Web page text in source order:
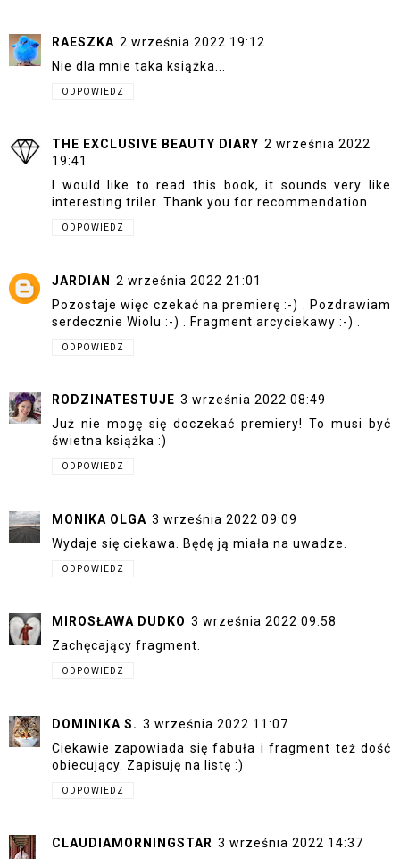
RAESZKA 2 września 2022 19:12
Nie dla mnie taka książka...
ODPOWIEDZ
THE EXCLUSIVE BEAUTY DIARY 2 września 2022
19:41
I would like to read this book, it sounds very like
interesting triler. Thank you for recommendation.
ODPOWIEDZ
JARDIAN
2 września 2022 21:01
Pozostaje więc czekać na premierę :-) . Pozdrawiam
serdecznie Wiolu :-) . Fragment arcyciekawy :-) .
ODPOWIEDZ
RODZINATESTUJE 3 września 2022 08:49
Już nie mogę się doczekać premiery! To musi być
świetna książka :)
ODPOWIEDZ
MONIKA OLGA 3 września 2022 09:09
Wydaje się ciekawa. Będę ją miała na uwadze.
ODPOWIEDZ
MIROSŁAWA DUDKO 3 września 2022 09:58
Zachęcający fragment.
ODPOWIEDZ
DOMINIKA S. 3 września 2022 11:07
Ciekawie zapowiada się fabuła i fragment też dość
obiecujący. Zapisuję na listę :)
ODPOWIEDZ
CLAUDIAMORNINGSTAR 3 września 2022 14:37